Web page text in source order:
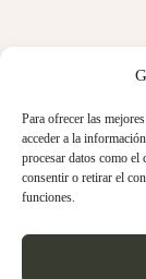
Para ofrecer las
acceder a la
procesar datos como el
consentir o retirar el
funciones.